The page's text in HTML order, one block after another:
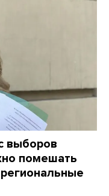
выборов
помешать